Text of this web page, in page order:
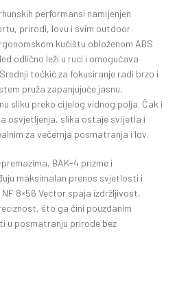
performansi namijenjen
prirodi, lovu i svim outdoor
kućištu obloženom ABS
odlično leži u ruci i omogućava
točkić za fokusiranje radi brzo i
pruža zapanjujuće jasnu,
sliku preko cijelog vidnog polja. Čak i
osvjetljenja, slika ostaje svijetla i
za večernja posmatranja i lov.
BAK-4 prizme i
maksimalan prenos svjetlosti i
8×56 Vector spaja izdržljivost,
što ga čini pouzdanim
u posmatranju prirode bez